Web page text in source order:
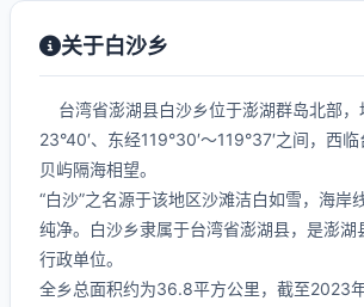
关于白沙乡
台湾省澎湖县白沙乡位于澎湖群岛北部，
23°40′、东经119°30′～119°37′之间，西
贝屿隔海相望。
“白沙”之名源于该地区沙滩洁白如雪，海岸
纯净。白沙乡隶属于台湾省澎湖县，是澎湖
行政单位。
全乡总面积约为36.8平方公里，截至2023